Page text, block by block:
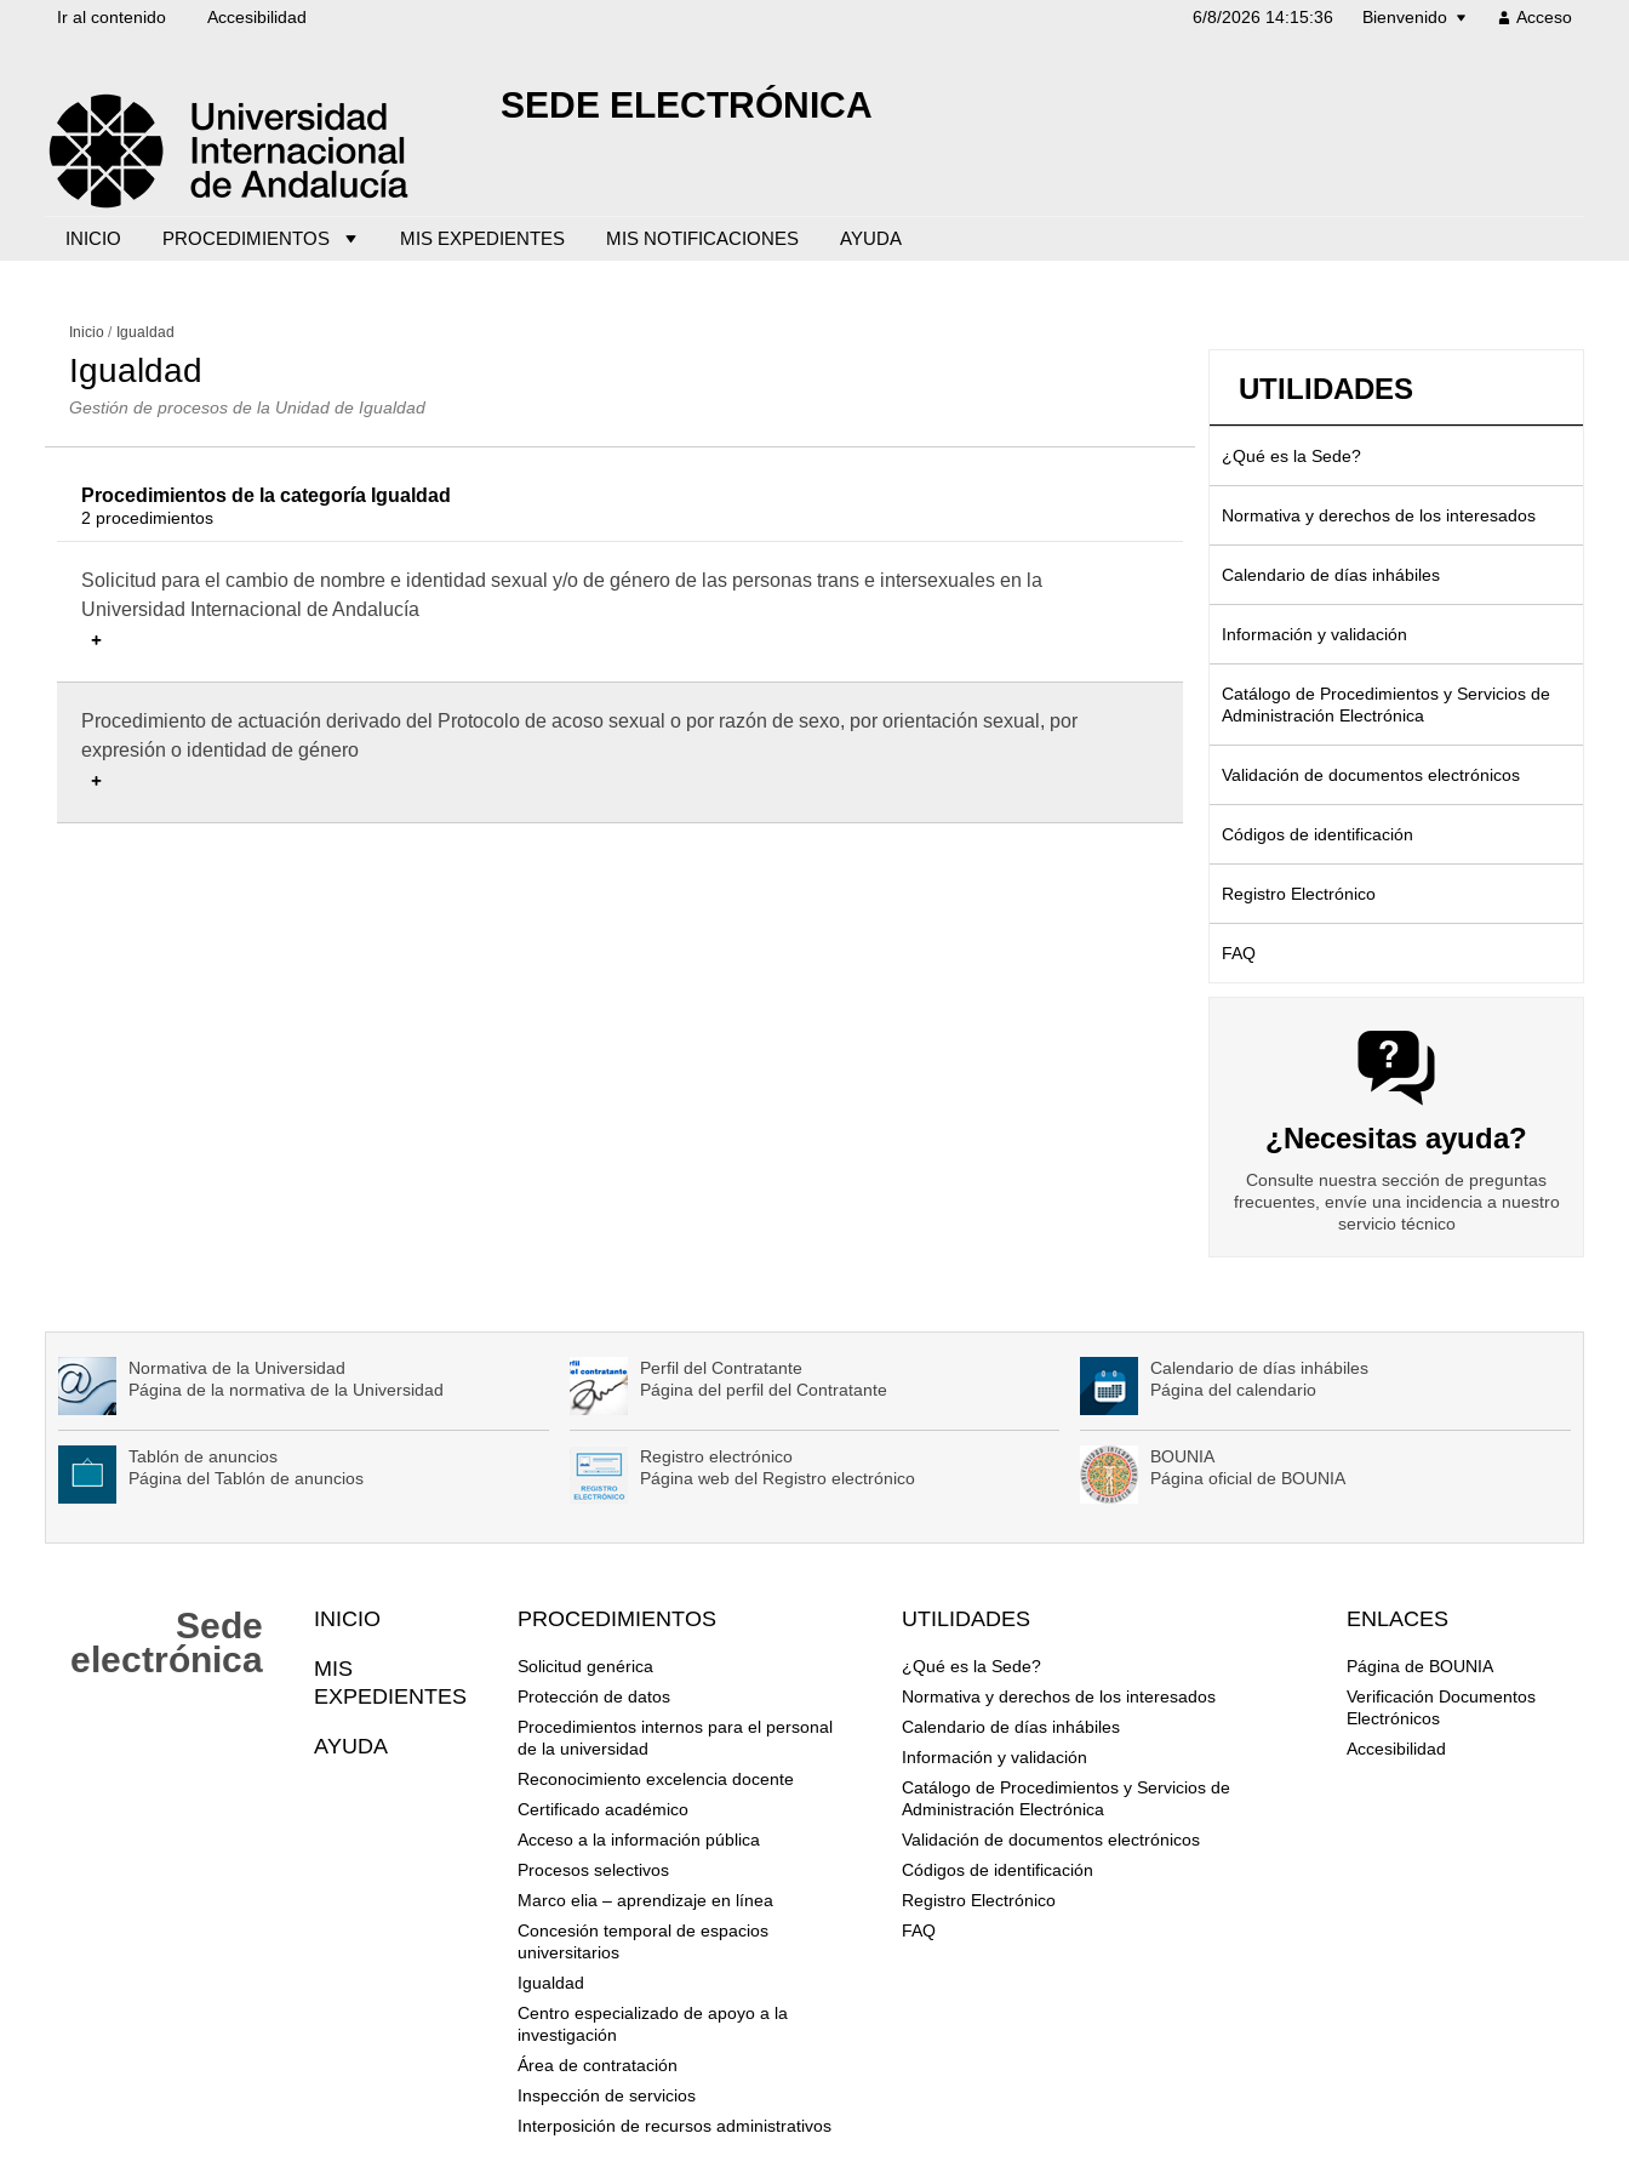
Ir al contenido Accesibilidad 6/8/2026 14:15:36 Bienvenido Acceso
SEDE ELECTRÓNICA
INICIO PROCEDIMIENTOS MIS EXPEDIENTES MIS NOTIFICACIONES AYUDA
Inicio Igualdad
Igualdad
Gestión de procesos de la Unidad de Igualdad
Procedimientos de la categoría Igualdad
2 procedimientos
Solicitud para el cambio de nombre e identidad sexual y/o de género de las personas trans e intersexuales en la
Universidad Internacional de Andalucía
Procedimiento de actuación derivado del Protocolo de acoso sexual o por razón de sexo, por orientación sexual, por
expresión o identidad de género
UTILIDADES
¿Qué es la Sede?
Normativa y derechos de los interesados
Calendario de días inhábiles
Información y validación
Catálogo de Procedimientos y Servicios de
Administración Electrónica
Validación de documentos electrónicos
Códigos de identificación
Registro Electrónico
FAQ
¿Necesitas ayuda?
Consulte nuestra sección de preguntas
frecuentes, envíe una incidencia a nuestro
servicio técnico
Normativa de la Universidad
Página de la normativa de la Universidad
Perfil del Contratante
Página del perfil del Contratante
Calendario de días inhábiles
Página del calendario
Tablón de anuncios
Página del Tablón de anuncios
Registro electrónico
Página web del Registro electrónico
BOUNIA
Página oficial de BOUNIA
Web
Sede
electrónica
INICIO
MIS
EXPEDIENTES
AYUDA
PROCEDIMIENTOS
Solicitud genérica
Protección de datos
Procedimientos internos para el personal
de la universidad
Reconocimiento excelencia docente
Certificado académico
Acceso a la información pública
Procesos selectivos
Marco elia – aprendizaje en línea
Concesión temporal de espacios
universitarios
Igualdad
Centro especializado de apoyo a la
investigación
Área de contratación
Inspección de servicios
Interposición de recursos administrativos
UTILIDADES
¿Qué es la Sede?
Normativa y derechos de los interesados
Calendario de días inhábiles
Información y validación
Catálogo de Procedimientos y Servicios de
Administración Electrónica
Validación de documentos electrónicos
Códigos de identificación
Registro Electrónico
FAQ
ENLACES
Página de BOUNIA
Verificación Documentos
Electrónicos
Accesibilidad